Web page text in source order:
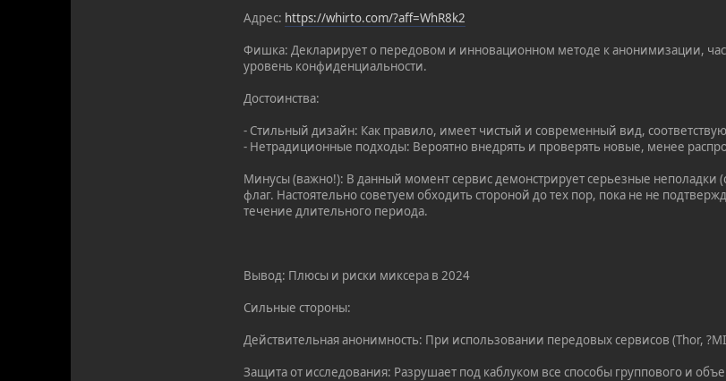
Адрес: https://whirto.com/?aff=WhR8k2
Фишка: Декларирует о передовом и инновационном методе к анонимизации,
уровень конфиденциальности.
Достоинства:
- Стильный дизайн: Как правило, имеет чистый и современный вид,
- Нетрадиционные подходы: Вероятно внедрять и проверять новые, менее
Минусы (важно!): В данный момент сервис демонстрирует серьезные
флаг. Настоятельно советуем обходить стороной до тех пор, пока не не
течение длительного периода.
Вывод: Плюсы и риски миксера в 2024
Сильные стороны:
Действительная анонимность: При использовании передовых сервисов (Thor,
Защита от исследования: Разрушает под каблуком все способы группового и